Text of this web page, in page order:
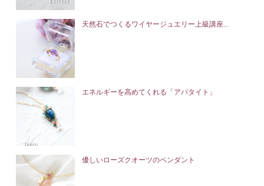
天然石でつくるワイヤージュエリー上級講座...
エネルギーを高めてくれる「アパタイト」
優しいローズクオーツのペンダント